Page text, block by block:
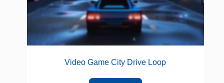
Video Game City Drive Loop